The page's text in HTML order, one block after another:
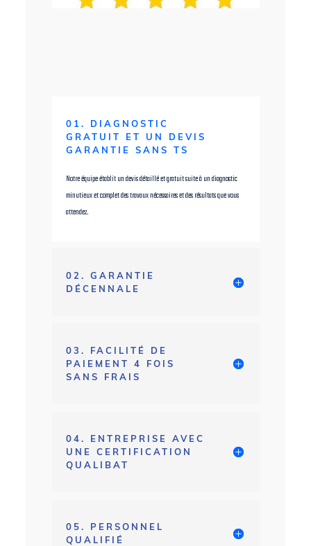
01. DIAGNOSTIC
GRATUIT ET UN DEVIS
GARANTIE SANS TS
Notre équipe établit un devis détaillé et gratuit suite à un diagnostic
minutieux et complet des travaux nécessaires et des résultats que vous
attendez.
02. GARANTIE
DÉCENNALE
03. FACILITÉ DE
PAIEMENT 4 FOIS
SANS FRAIS
04. ENTREPRISE AVEC
UNE CERTIFICATION
QUALIBAT
05. PERSONNEL
QUALIFIÉ